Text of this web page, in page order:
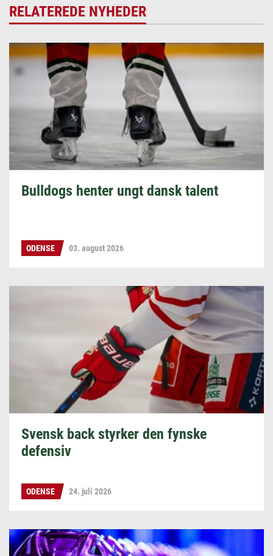
RELATEREDE NYHEDER
Bulldogs henter ungt dansk talent
ODENSE 03. august 2026
Svensk back styrker den fynske
defensiv
ODENSE 24. juli 2026